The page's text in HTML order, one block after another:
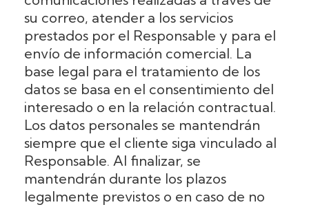
su correo, atender a los servicios
prestados por el Responsable y para el
envío de información comercial. La
base legal para el tratamiento de los
datos se basa en el consentimiento del
interesado o en la relación contractual.
Los datos personales se mantendrán
siempre que el cliente siga vinculado al
Responsable. Al finalizar, se
mantendrán durante los plazos
legalmente previstos o en caso de no